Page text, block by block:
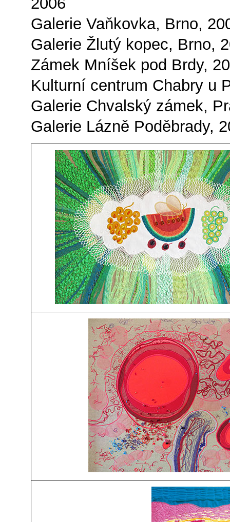
Galerie Vaňkovka, Brno,
Galerie Žlutý kopec, Brno,
Zámek Mníšek pod Brdy,
Kulturní centrum Chabry u
Galerie Chvalský zámek,
Galerie Lázně Poděbrady,